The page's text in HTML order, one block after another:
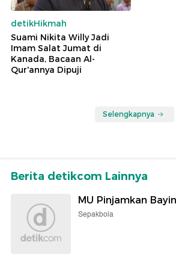
detikHikmah
Suami Nikita Willy Jadi
Imam Salat Jumat di
Kanada, Bacaan Al-
Qur'annya Dipuji
Selengkapnya
Berita detikcom Lainnya
MU Pinjamkan
Sepakbola